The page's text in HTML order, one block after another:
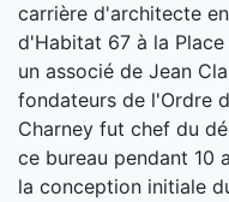
carrière d'architecte
d'Habitat 67 à la
un associé de Jean
fondateurs de l'Ordre
Charney fut chef du
ce bureau pendant 10
la conception initiale